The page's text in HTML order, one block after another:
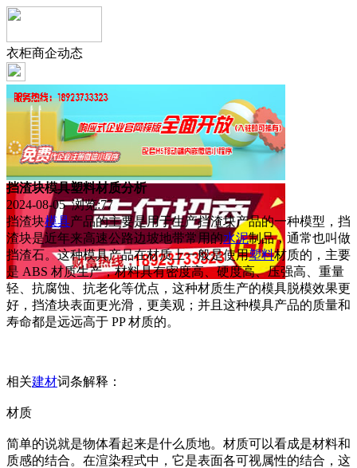
衣柜商企动态
挡渣块模具塑料材质分析
2024-08-05 浏览:77
挡渣块模具产品的主要是用于生产挡渣块产品的一种模型，挡
渣块是近年来高速公路边坡地带常用的水泥制品，通常也叫做
挡渣石。这种模具产品在材质上一般是使用塑料材质的，主要
是 ABS 材质生产，材料具有密度高、硬度高、压强高、重量
轻、抗腐蚀、抗老化等优点，这种材质生产的模具脱模效果更
好，挡渣块表面更光滑，更美观；并且这种模具产品的质量和
寿命都是远远高于 PP 材质的。
相关建材词条解释：
材质
简单的说就是物体看起来是什么质地。材质可以看成是材料和
质感的结合。在渲染程式中，它是表面各可视属性的结合，这